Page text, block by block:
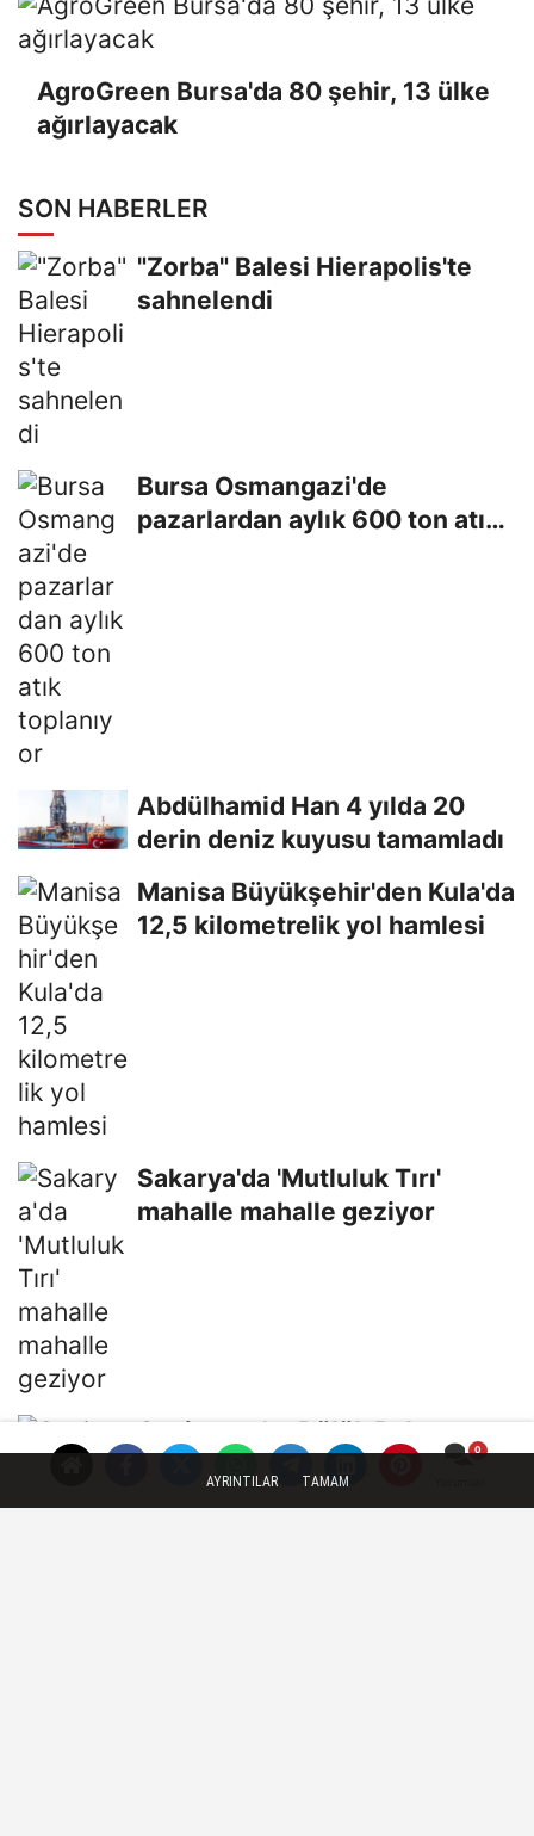
AgroGreen Bursa'da 80 şehir, 13 ülke
ağırlayacak
SON HABERLER
"Zorba" Balesi Hierapolis'te
sahnelendi
Bursa Osmangazi'de
pazarlardan aylık 600 ton atık
Abdülhamid Han 4 yılda 20
derin deniz kuyusu tamamladı
Manisa Büyükşehir'den Kula'da
12,5 kilometrelik yol hamlesi
Sakarya'da 'Mutluluk Tırı'
mahalle mahalle geziyor
Gaziantep'te Dülük Baba
AYRINTILAR TAMAM